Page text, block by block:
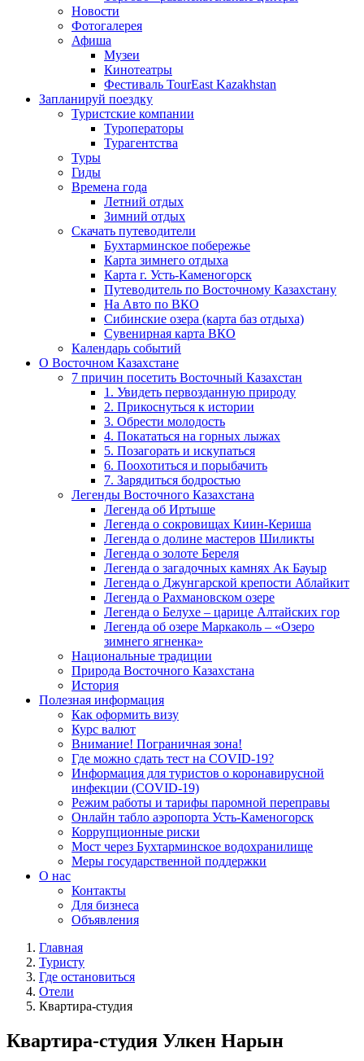
Новости
Фотогалерея
Афиша
Музеи
Кинотеатры
Фестиваль TourEast Kazakhstan
Запланируй поездку
Туристские компании
Туроператоры
Турагентства
Туры
Гиды
Времена года
Летний отдых
Зимний отдых
Скачать путеводители
Бухтарминское побережье
Карта зимнего отдыха
Карта г. Усть-Каменогорск
Путеводитель по Восточному Казахстану
На Авто по ВКО
Сибинские озера (карта баз отдыха)
Сувенирная карта ВКО
Календарь событий
О Восточном Казахстане
7 причин посетить Восточный Казахстан
1. Увидеть первозданную природу
2. Прикоснуться к истории
3. Обрести молодость
4. Покататься на горных лыжах
5. Позагорать и искупаться
6. Поохотиться и порыбачить
7. Зарядиться бодростью
Легенды Восточного Казахстана
Легенда об Иртыше
Легенда о сокровищах Киин-Кериша
Легенда о долине мастеров Шиликты
Легенда о золоте Береля
Легенда о загадочных камнях Ак Бауыр
Легенда о Джунгарской крепости Аблайкит
Легенда о Рахмановском озере
Легенда о Белухе – царице Алтайских гор
Легенда об озере Маркаколь – «Озеро
зимнего ягненка»
Национальные традиции
Природа Восточного Казахстана
История
Полезная информация
Как оформить визу
Курс валют
Внимание! Пограничная зона!
Где можно сдать тест на COVID-19?
Информация для туристов о коронавирусной
инфекции (COVID-19)
Режим работы и тарифы паромной переправы
Онлайн табло аэропорта Усть-Каменогорск
Коррупционные риски
Мост через Бухтарминское водохранилище
Меры государственной поддержки
О нас
Контакты
Для бизнеса
Объявления
Главная
Туристу
Где остановиться
Отели
Квартира-студия
Квартира-студия Улкен Нарын